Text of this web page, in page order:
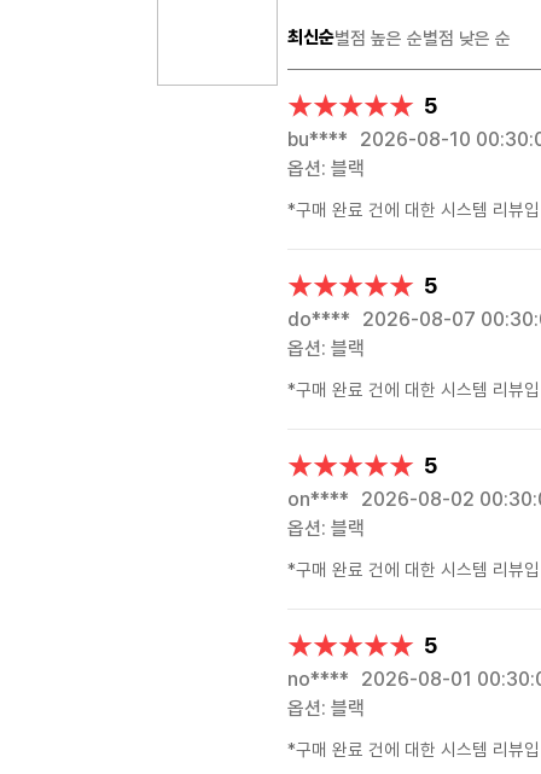
최신순별점 높은 순별점 낮은 순
★★★★★
★★★★★ 5
bu**** 2026-08-10
옵션: 블랙
*구매 완료 건에 대한 시스템 리뷰
★★★★★
★★★★★ 5
do**** 2026-08-07
옵션: 블랙
*구매 완료 건에 대한 시스템 리뷰
★★★★★
★★★★★ 5
on**** 2026-08-02
옵션: 블랙
*구매 완료 건에 대한 시스템 리뷰
★★★★★
★★★★★ 5
no**** 2026-08-01
옵션: 블랙
*구매 완료 건에 대한 시스템 리뷰